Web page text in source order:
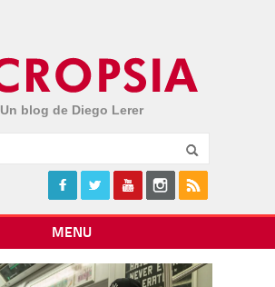
Un blog de Diego Lerer
MENU